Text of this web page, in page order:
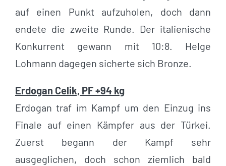
auf einen Punkt aufzuholen, doch dann
endete die zweite Runde. Der italienische
Konkurrent gewann mit 10:8. Helge
Lohmann dagegen sicherte sich Bronze.
Erdogan Celik, PF +94 kg
Erdogan traf im Kampf um den Einzug ins
Finale auf einen Kämpfer aus der Türkei.
Zuerst begann der Kampf sehr
ausgeglichen, doch schon ziemlich bald